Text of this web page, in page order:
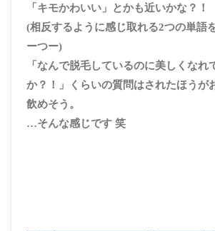
「キモかわいい」とかも近いかな？！
(相反するように感じ取れる2つの単語
ーつー)
「なんで脱毛しているのに美しくなれ
か？！」くらいの質問はされたほうが
飲めそう。
…そんな感じです 笑